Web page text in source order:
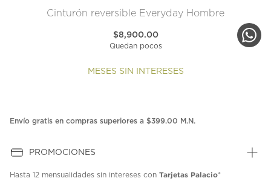
Cinturón reversible Everyday Hombre
$8,900.00
Quedan pocos
MESES SIN INTERESES
Envío gratis en compras superiores a $399.00 M.N.
PROMOCIONES
Hasta 12 mensualidades sin intereses con Tarjetas Palacio*